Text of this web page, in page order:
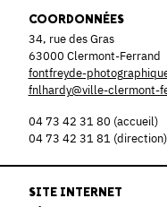
COORDONNÉES
34, rue des Gras
63000 Clermont-Ferrand
fontfreyde-
fnlhardy@ville-clermont-
04 73 42 31 80 (accueil)
04 73 42 31 81 (direction)
SITE INTERNET